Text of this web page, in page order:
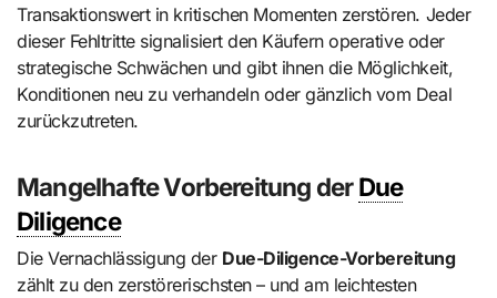
Transaktionswert in kritischen Momenten zerstören. Jeder
dieser Fehltritte signalisiert den Käufern operative oder
strategische Schwächen und gibt ihnen die Möglichkeit,
Konditionen neu zu verhandeln oder gänzlich vom Deal
zurückzutreten.
Mangelhafte Vorbereitung derDue
Diligence
Die Vernachlässigung der Due-Diligence-Vorbereitung
zählt zu den zerstörerischsten – und am leichtesten